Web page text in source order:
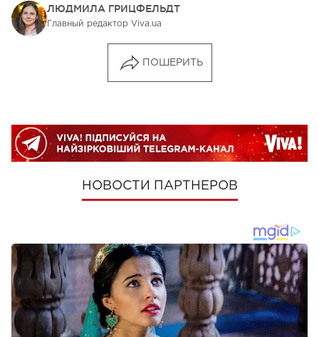
ЛЮДМИЛА ГРИЦФЕЛЬДТ
Главный редактор Viva.ua
ПОШЕРИТЬ
НОВОСТИ ПАРТНЕРОВ